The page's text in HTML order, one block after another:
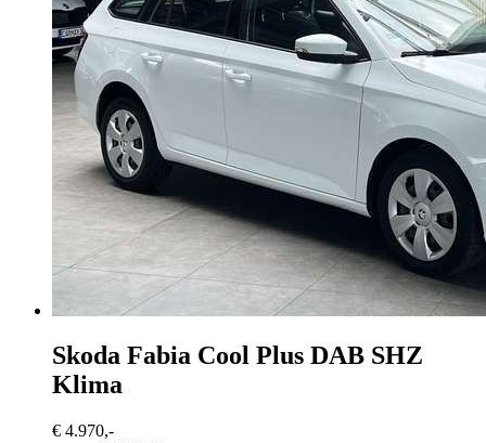
Skoda Fabia Cool Plus DAB SHZ
Klima
€ 4.970,-